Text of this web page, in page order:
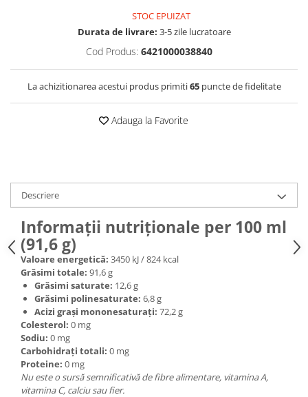
STOC EPUIZAT
Durata de livrare: 3-5 zile lucratoare
Cod Produs: 6421000038840
La achizitionarea acestui produs primiti65puncte de fidelitate
Adauga la Favorite
Descriere
Informații nutriționale per 100 ml
(91,6 g)
Valoare energetică: 3450 kJ / 824 kcal
Grăsimi totale: 91,6 g
Grăsimi saturate: 12,6 g
Grăsimi polinesaturate: 6,8 g
Acizi grași mononesaturați: 72,2 g
Colesterol: 0 mg
Sodiu: 0 mg
Carbohidrați totali: 0 mg
Proteine: 0 mg
Nu este o sursă semnificativă de fibre alimentare, vitamina A,
vitamina C, calciu sau fier.